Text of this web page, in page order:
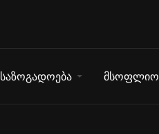
საზოგადოება მსოფლიო